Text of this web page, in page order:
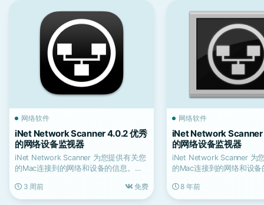
网络软件
iNet Network Scanner 4.0.2 优秀
的网络设备监视器
iNet Network Scanner 为您提供有关您
的Mac连接到的网络和设备的信息。
3 周前
免费
网络软件
iNet Network Scanner
的网络设备监视器
iNet Network Scanner 为
的Mac连接到的网络和设备
8 年前